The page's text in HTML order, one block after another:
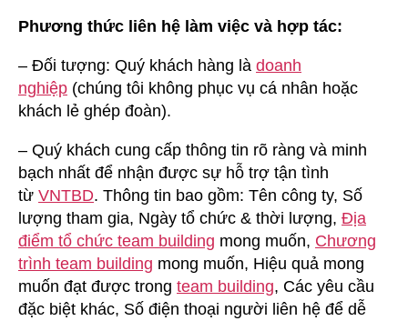
Phương thức liên hệ làm việc và hợp tác:
– Đối tượng: Quý khách hàng là doanh
nghiệp (chúng tôi không phục vụ cá nhân hoặc
khách lẻ ghép đoàn).
– Quý khách cung cấp thông tin rõ ràng và minh
bạch nhất để nhận được sự hỗ trợ tận tình
từ VNTBD. Thông tin bao gồm: Tên công ty, Số
lượng tham gia, Ngày tổ chức & thời lượng, Địa
điểm tổ chức team building mong muốn, Chương
trình team building mong muốn, Hiệu quả mong
muốn đạt được trong team building, Các yêu cầu
đặc biệt khác, Số điện thoại người liên hệ để dễ